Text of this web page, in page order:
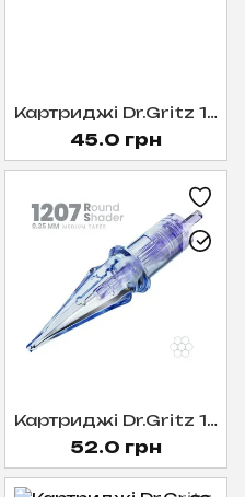
Картриджі Dr.Gritz 1203RS (0.35мм) Medium Taper 1 шт
45.0 грн
Картриджі Dr.Gritz 1207RS (0.35мм) Medium Taper 1 шт
52.0 грн